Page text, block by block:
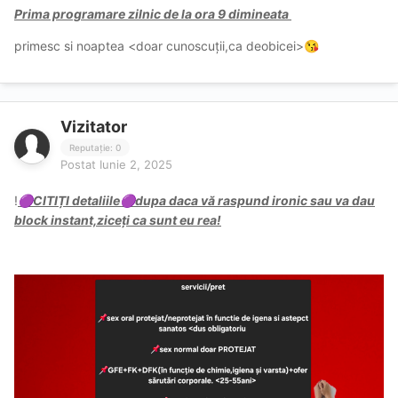
Prima programare zilnic de la ora 9 dimineata
primesc si noaptea <doar cunoscuții,ca deobicei>😘
Vizitator
Reputație: 0
Postat Iunie 2, 2025
!🟣CITIȚI detaliile🟣dupa daca vă raspund ironic sau va dau
block instant,ziceți ca sunt eu rea!